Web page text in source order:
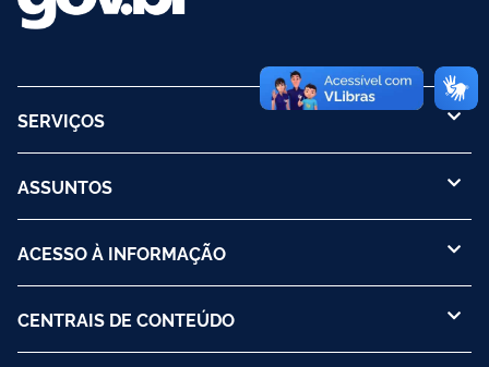
SERVIÇOS
ASSUNTOS
ACESSO À INFORMAÇÃO
CENTRAIS DE CONTEÚDO